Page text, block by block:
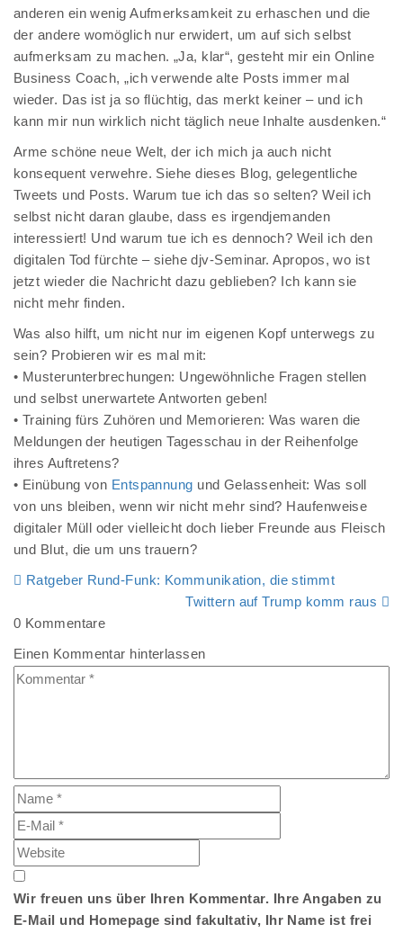
anderen ein wenig Aufmerksamkeit zu erhaschen und die
der andere womöglich nur erwidert, um auf sich selbst
aufmerksam zu machen. „Ja, klar“, gesteht mir ein Online
Business Coach, „ich verwende alte Posts immer mal
wieder. Das ist ja so flüchtig, das merkt keiner – und ich
kann mir nun wirklich nicht täglich neue Inhalte ausdenken.“
Arme schöne neue Welt, der ich mich ja auch nicht
konsequent verwehre. Siehe dieses Blog, gelegentliche
Tweets und Posts. Warum tue ich das so selten? Weil ich
selbst nicht daran glaube, dass es irgendjemanden
interessiert! Und warum tue ich es dennoch? Weil ich den
digitalen Tod fürchte – siehe djv-Seminar. Apropos, wo ist
jetzt wieder die Nachricht dazu geblieben? Ich kann sie
nicht mehr finden.
Was also hilft, um nicht nur im eigenen Kopf unterwegs zu
sein? Probieren wir es mal mit:
• Musterunterbrechungen: Ungewöhnliche Fragen stellen
und selbst unerwartete Antworten geben!
• Training fürs Zuhören und Memorieren: Was waren die
Meldungen der heutigen Tagesschau in der Reihenfolge
ihres Auftretens?
• Einübung von Entspannung und Gelassenheit: Was soll
von uns bleiben, wenn wir nicht mehr sind? Haufenweise
digitaler Müll oder vielleicht doch lieber Freunde aus Fleisch
und Blut, die um uns trauern?
Ratgeber Rund-Funk: Kommunikation, die stimmt
Twittern auf Trump komm raus
0 Kommentare
Einen Kommentar hinterlassen
Wir freuen uns über Ihren Kommentar. Ihre Angaben zu
E-Mail und Homepage sind fakultativ, Ihr Name ist frei